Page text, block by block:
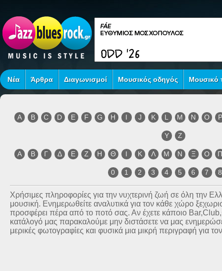
Νέα Άρθρα Διαγωνισμοί Μουσικός οδηγός Μουσικό
A B C D E F G H I J K L M N O P
Y Z
Α Β Γ Δ Ε Ζ Η Θ Ι Κ Λ Μ Ν Ξ Ο
0 1 2 3 4 5 6 7 8
Χρήσιμες πληροφορίες για την νυχτερινή ζωή σε όλη την
μουσική. Ενημερωθείτε αναλυτικά για τον κάθε χώρο
προσφέρει πέρα από το ποτό σας. Αν έχετε κάποιο
κατάλογό μας παρακαλούμε μην διστάσετε να μας
μερικές φωτογραφίες και φυσικά μια μικρή περιγραφή για